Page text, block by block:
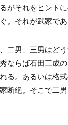
がそれをヒント
。それが武家であ
二男、三男はど
ならば石田三成の
る。あるいは格
断絶。そこで二